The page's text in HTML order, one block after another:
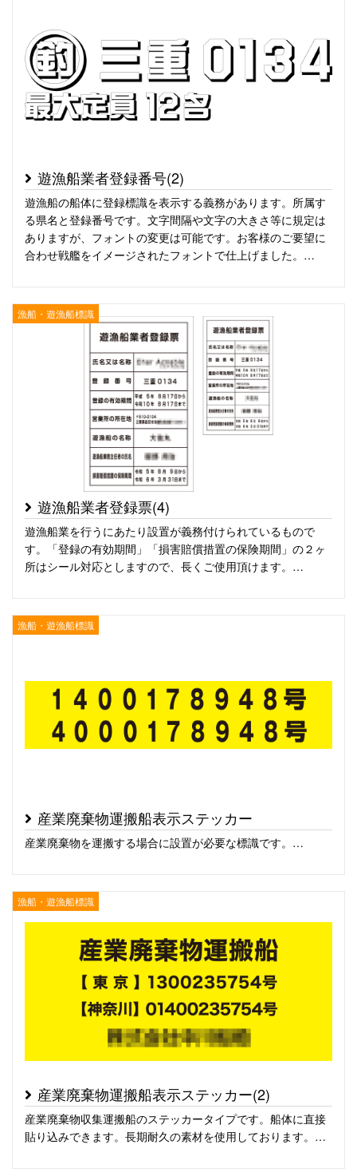
遊漁船業者登録番号(2)
遊漁船の船体に登録標識を表示する義務があります。所属す
る県名と登録番号です。文字間隔や文字の大きさ等に規定は
ありますが、フォントの変更は可能です。お客様のご要望に
合わせ戦艦をイメージされたフォントで仕上げました。…
漁船・遊漁船標識
遊漁船業者登録票(4)
遊漁船業を行うにあたり設置が義務付けられているもので
す。「登録の有効期間」「損害賠償措置の保険期間」の２ヶ
所はシール対応としますので、長くご使用頂けます。…
漁船・遊漁船標識
産業廃棄物運搬船表示ステッカー
産業廃棄物を運搬する場合に設置が必要な標識です。…
漁船・遊漁船標識
産業廃棄物運搬船表示ステッカー(2)
産業廃棄物収集運搬船のステッカータイプです。船体に直接
貼り込みできます。長期耐久の素材を使用しております。…